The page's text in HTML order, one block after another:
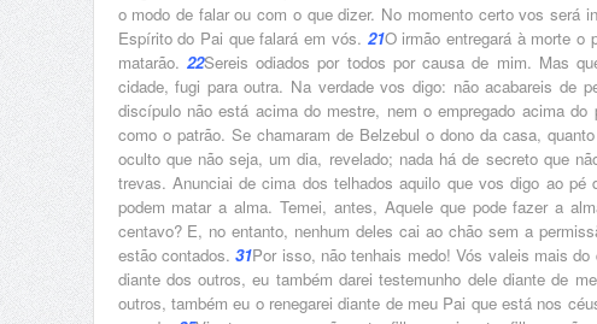
o modo de falar ou com o que dizer. No momento certo vos será
Espírito do Pai que falará em vós. 21O irmão entregará à morte o
matarão. 22Sereis odiados por todos por causa de mim. Mas
cidade, fugi para outra. Na verdade vos digo: não acabareis de
discípulo não está acima do mestre, nem o empregado acima do
como o patrão. Se chamaram de Belzebul o dono da casa,
oculto que não seja, um dia, revelado; nada há de secreto que
trevas. Anunciai de cima dos telhados aquilo que vos digo ao pé
podem matar a alma. Temei, antes, Aquele que pode fazer a
centavo? E, no entanto, nenhum deles cai ao chão sem a
estão contados.31Por isso, não tenhais medo! Vós valeis mais do
diante dos outros, eu também darei testemunho dele diante de
outros, também eu o renegarei diante de meu Pai que está nos